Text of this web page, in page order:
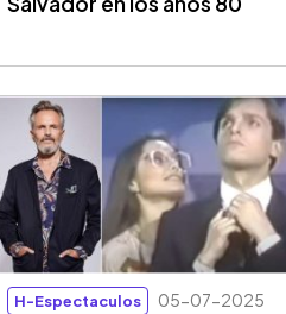
H-Espectaculos 05-07-2025